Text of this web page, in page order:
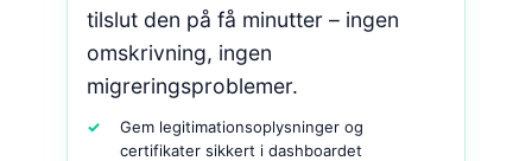
tilslut den på få minutter – ingen
omskrivning, ingen
migreringsproblemer.
Gem legitimationsoplysninger og
certifikater sikkert i dashboardet